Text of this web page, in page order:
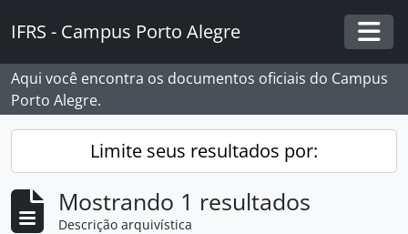
IFRS - Campus Porto Alegre
Aqui você encontra os documentos oficiais do Campus
Porto Alegre.
Limite seus resultados por:
Mostrando 1 resultados
Descrição arquivística